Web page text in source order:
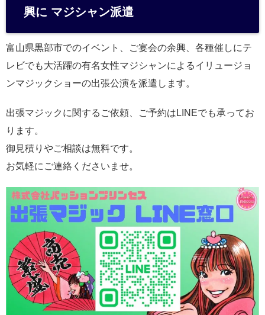
興に マジシャン派遣
富山県黒部市でのイベント、ご宴会の余興、各種催しにテ
レビでも大活躍の有名女性マジシャンによるイリュージョ
ンマジックショーの出張公演を派遣します。
出張マジックに関するご依頼、ご予約はLINEでも承ってお
ります。
御見積りやご相談は無料です。
お気軽にご連絡くださいませ。